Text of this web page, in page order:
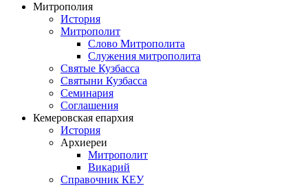
Митрополия
История
Митрополит
Слово Митрополита
Служения митрополита
Святые Кузбасса
Святыни Кузбасса
Семинария
Соглашения
Кемеровская епархия
История
Архиереи
Митрополит
Викарий
Справочник КЕУ